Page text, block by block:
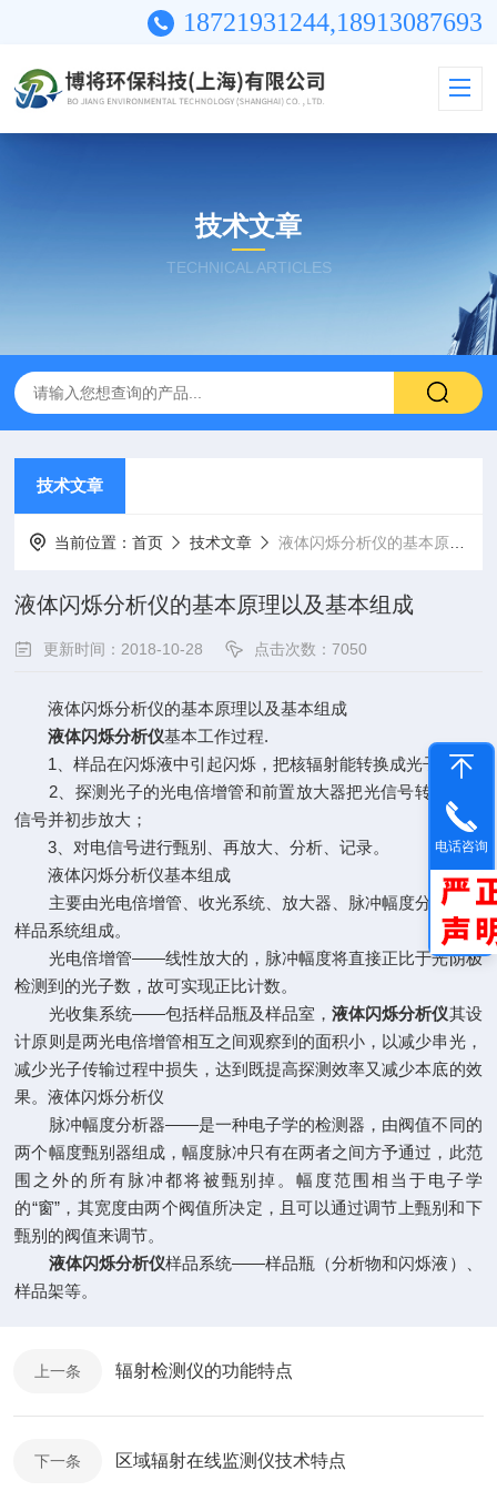
18721931244,18913087693
技术文章
TECHNICAL ARTICLES
技术文章
当前位置：首页 技术文章 液体闪烁分析仪的基本原理以及基本组成
液体闪烁分析仪的基本原理以及基本组成
更新时间：2018-10-28 点击次数：7050
液体闪烁分析仪的基本原理以及基本组成
液体闪烁分析仪基本工作过程.
1、样品在闪烁液中引起闪烁，把核辐射能转换成光子；
2、探测光子的光电倍增管和前置放大器把光信号转换成电
信号并初步放大；
3、对电信号进行甄别、再放大、分析、记录。
液体闪烁分析仪基本组成
主要由光电倍增管、收光系统、放大器、脉冲幅度分析器、
样品系统组成。
光电倍增管——线性放大的，脉冲幅度将直接正比于光阴极
检测到的光子数，故可实现正比计数。
光收集系统——包括样品瓶及样品室，液体闪烁分析仪其设
计原则是两光电倍增管相互之间观察到的面积小，以减少串光，
减少光子传输过程中损失，达到既提高探测效率又减少本底的效
果。液体闪烁分析仪
脉冲幅度分析器——是一种电子学的检测器，由阀值不同的
两个幅度甄别器组成，幅度脉冲只有在两者之间方予通过，此范
围之外的所有脉冲都将被甄别掉。幅度范围相当于电子学
的“窗”，其宽度由两个阀值所决定，且可以通过调节上甄别和下
甄别的阀值来调节。
液体闪烁分析仪样品系统——样品瓶（分析物和闪烁液）、
样品架等。
上一条 辐射检测仪的功能特点
下一条 区域辐射在线监测仪技术特点
电话咨询